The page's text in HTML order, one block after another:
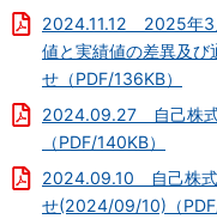
2024.11.12 2025年3
値と実績値の差異及び
せ（PDF/136KB）
2024.09.27 自己株
（PDF/140KB）
2024.09.10 自己株式
せ(2024/09/10)（PDF/